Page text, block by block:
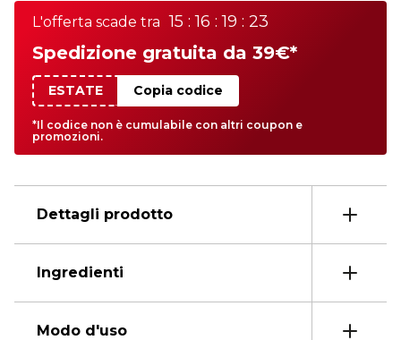
L'offerta scade tra 15 : 16 : 19 : 23
Spedizione gratuita da 39€*
ESTATE Copia codice
*Il codice non è cumulabile con altri coupon e
promozioni.
Dettagli prodotto
Ingredienti
Modo d'uso